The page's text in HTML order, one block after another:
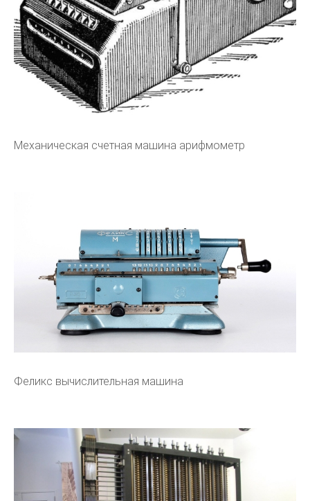
Механическая счетная машина арифмометр
Феликс вычислительная машина